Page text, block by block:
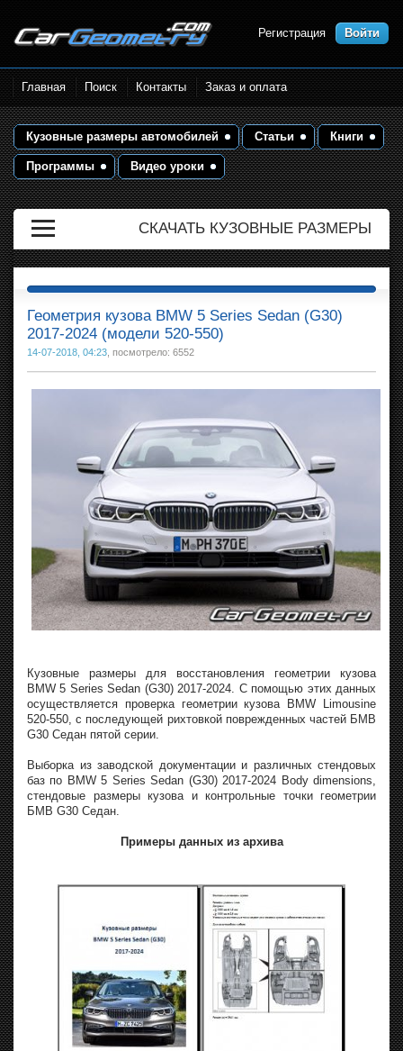
Размеры кузова автомобилей.
Контрольные точки и кузовные
размеры. Геометрия кузова
Регистрация Войти
Главная Поиск Контакты Заказ и оплата
Кузовные размеры автомобилей Статьи Книги
Программы Видео уроки
СКАЧАТЬ КУЗОВНЫЕ РАЗМЕРЫ
Геометрия кузова BMW 5 Series Sedan (G30)
2017-2024 (модели 520-550)
14-07-2018, 04:23 , посмотрело: 6552
Кузовные размеры для восстановления геометрии кузова
BMW 5 Series Sedan (G30) 2017-2024. С помощью этих данных
осуществляется проверка геометрии кузова BMW Limousine
520-550, с последующей рихтовкой поврежденных частей БМВ
G30 Седан пятой серии.
Выборка из заводской документации и различных стендовых
баз по BMW 5 Series Sedan (G30) 2017-2024 Body dimensions,
стендовые размеры кузова и контрольные точки геометрии
БМВ G30 Седан.
Примеры данных из архива